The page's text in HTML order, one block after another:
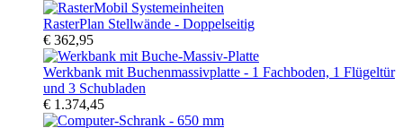
RasterPlan Stellwände - Doppelseitig
€ 362,95
Werkbank mit Buchenmassivplatte - 1 Fachboden, 1 Flügeltür
und 3 Schubladen
€ 1.374,45